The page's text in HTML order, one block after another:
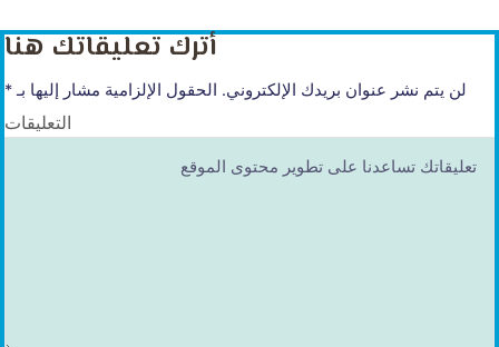
أترك تعليقاتك هنا
لن يتم نشر عنوان بريدك الإلكتروني. الحقول الإلزامية مشار إليها بـ*
التعليقات